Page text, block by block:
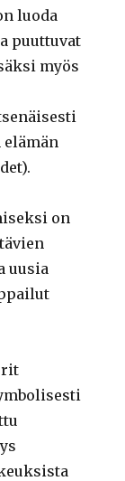
luoda
puuttuvat
myös
on
uusia